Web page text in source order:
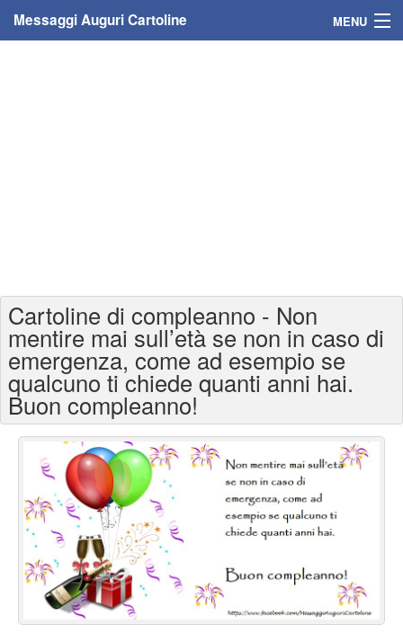
Messaggi Auguri Cartoline MENU
Cartoline auguri anni
Cartoline giorni anno
Cartoline giorni settimana
Cartoline musicali
Cartoline animate
Accedi
Cartoline di compleanno - Non
mentire mai sull’età se non in caso di
emergenza, come ad esempio se
qualcuno ti chiede quanti anni hai.
Buon compleanno!